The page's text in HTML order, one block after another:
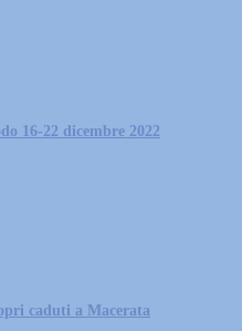
16-22 dicembre 2022
caduti a Macerata